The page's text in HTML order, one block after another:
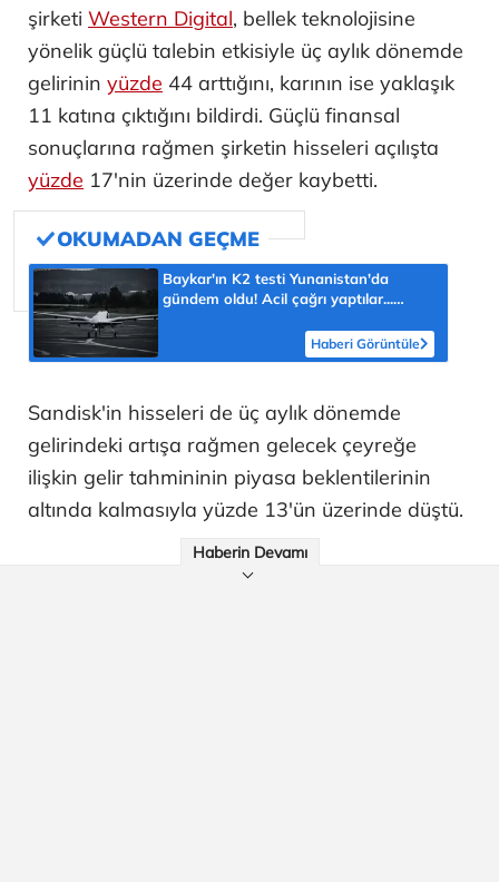
şirketi Western Digital, bellek teknolojisine
yönelik güçlü talebin etkisiyle üç aylık dönemde
gelirinin yüzde 44 arttığını, karının ise yaklaşık
11 katına çıktığını bildirdi. Güçlü finansal
sonuçlarına rağmen şirketin hisseleri açılışta
yüzde 17'nin üzerinde değer kaybetti.
Baykar'ın K2 testi Yunanistan'da
gündem oldu! Acil çağrı yaptılar...
Haberi Görüntüle
Sandisk'in hisseleri de üç aylık dönemde
gelirindeki artışa rağmen gelecek çeyreğe
ilişkin gelir tahmininin piyasa beklentilerinin
altında kalmasıyla yüzde 13'ün üzerinde düştü.
Haberin Devamı